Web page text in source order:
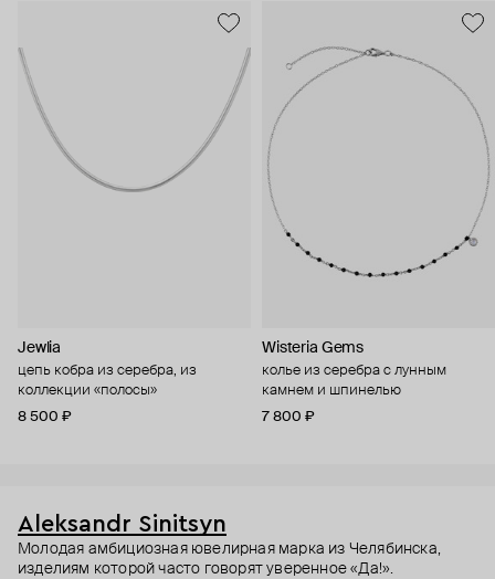
Jewlia
цепь кобра из серебра, из
коллекции «полосы»
8 500 ₽
Wisteria Gems
колье из серебра с лунным
камнем и шпинелью
7 800 ₽
Aleksandr Sinitsyn
Молодая амбициозная ювелирная марка из Челябинска,
изделиям которой часто говорят уверенное «Да!».